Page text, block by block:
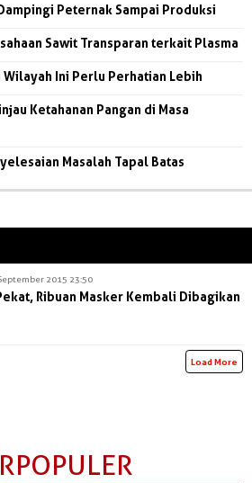
Peternak Sampai Produksi
Sawit Transparan terkait Plasma
Ini Perlu Perhatian Lebih
Ketahanan Pangan di Masa
Masalah Tapal Batas
2015 23:50
Ribuan Masker Kembali Dibagikan
Load More